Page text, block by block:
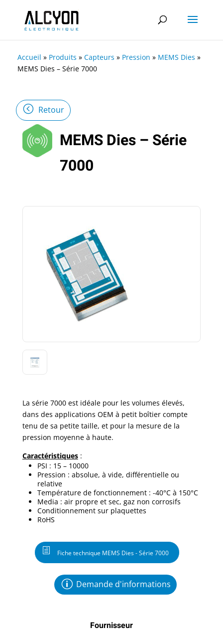
Accueil » Produits » Capteurs » Pression » MEMS Dies »
MEMS Dies – Série 7000
Retour
MEMS Dies – Série
7000
La série 7000 est idéale pour les volumes élevés,
dans des applications OEM à petit boîtier compte
tenu de sa petite taille, et pour la mesure de la
pression moyenne à haute.
Caractéristiques:
PSI : 15 – 10000
Pression : absolue, à vide, différentielle ou
relative
Température de fonctionnement : -40°C à 150°C
Media : air propre et sec, gaz non corrosifs
Conditionnement sur plaquettes
RoHS
Fiche technique MEMS Dies - Série 7000
Demande d'informations
Fournisseur